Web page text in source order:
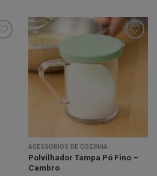
ACESSÓRIOS DE COZINHA
Polvilhador Tampa Pó Fino –
Cambro